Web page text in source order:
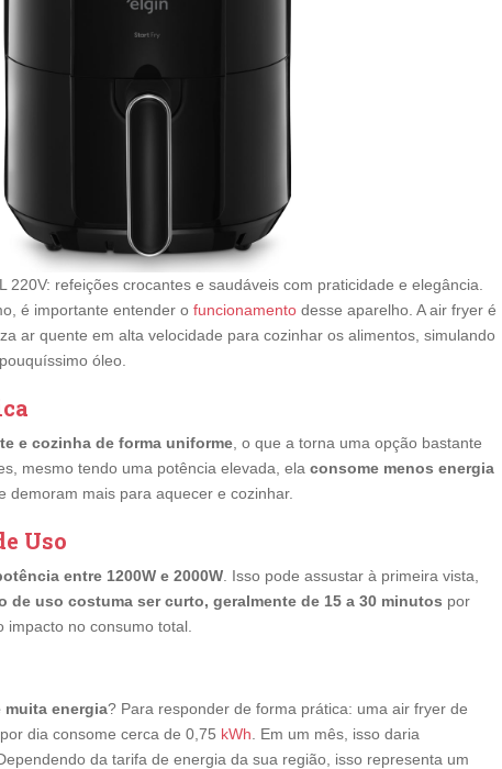
220V: refeições crocantes e saudáveis com praticidade e elegância.
é importante entender o funcionamento desse aparelho. A air fryer é
ar quente em alta velocidade para cozinhar os alimentos, simulando
óleo.
e cozinha de forma uniforme , o que a torna uma opção bastante
mesmo tendo uma potência elevada, ela consome menos energia
demoram mais para aquecer e cozinhar.
Uso
entre 1200W e 2000W . Isso pode assustar à primeira vista,
de uso costuma ser curto, geralmente de 15 a 30 minutos por
no consumo total.
muita energia? Para responder de forma prática: uma air fryer de
dia consome cerca de 0,75 kWh . Em um mês, isso daria
da tarifa de energia da sua região, isso representa um